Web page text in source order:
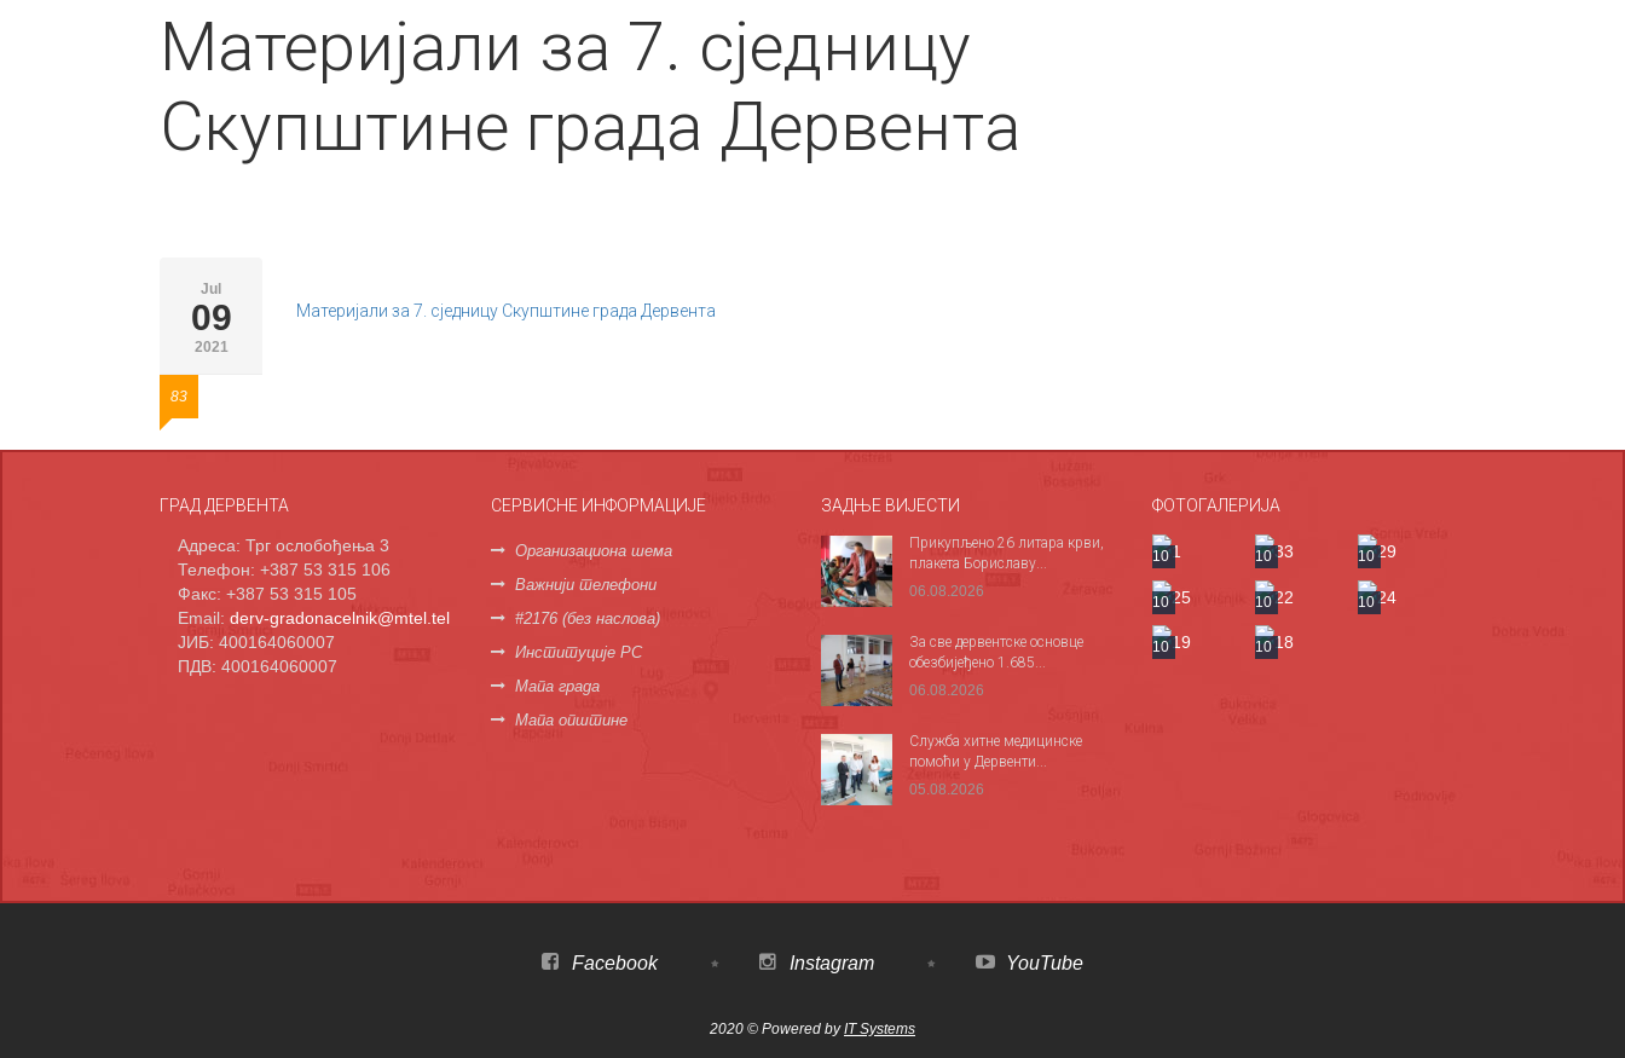
Материјали за 7. сједницу
Скупштине града Дервента
Jul
09
2021
83
Материјали за 7. сједницу Скупштине града Дервента
ГРАД ДЕРВЕНТА
Адреса: Трг ослобођења 3
Телефон: +387 53 315 106
Факс: +387 53 315 105
Email: derv-gradonacelnik@mtel.tel
ЈИБ: 400164060007
ПДВ: 400164060007
СЕРВИСНЕ ИНФОРМАЦИЈЕ
Организациона шема
Важнији телефони
#2176 (без наслова)
Институције РС
Мапа града
Мапа општине
ЗАДЊЕ ВИЈЕСТИ
Прикупљено 26 литара крви,
плакета Бориславу...
06.08.2026
За све дервентске основце
обезбијеђено 1.685...
06.08.2026
Служба хитне медицинске
помоћи у Дервенти...
05.08.2026
ФОТОГАЛЕРИЈА
10 10 10
10 10 10
10 10
Facebook Instagram YouTube
2020 © Powered byIT Systems